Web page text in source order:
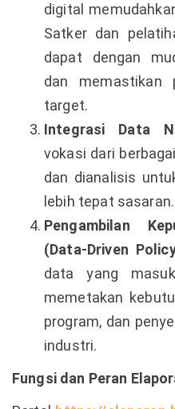
digital
Satker dan
dapat dengan
dan memastikan
target.
Integrasi Data
vokasi dari
dan dianalisis
lebih tepat sasaran.
Pengambilan
(Data-Driven
data yang
memetakan
program, dan
industri.
Fungsi dan Peran